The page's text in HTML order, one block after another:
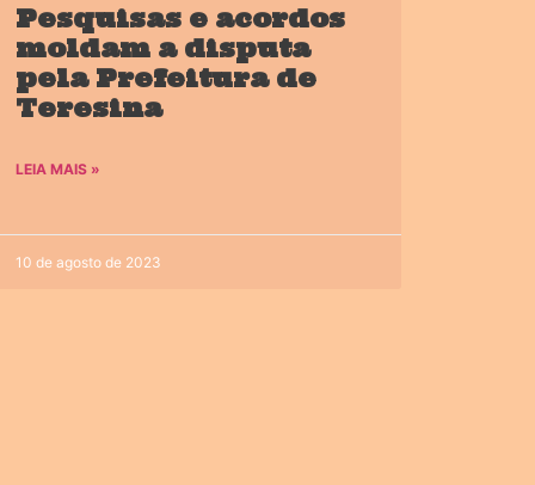
Pesquisas e acordos
moldam a disputa
pela Prefeitura de
Teresina
LEIA MAIS »
10 de agosto de 2023